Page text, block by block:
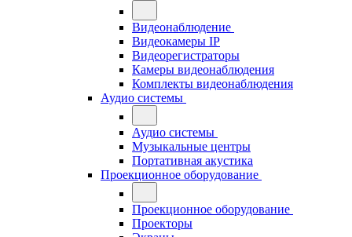
Видеонаблюдение
Видеокамеры IP
Видеорегистраторы
Камеры видеонаблюдения
Комплекты видеонаблюдения
Аудио системы
Аудио системы
Музыкальные центры
Портативная акустика
Проекционное оборудование
Проекционное оборудование
Проекторы